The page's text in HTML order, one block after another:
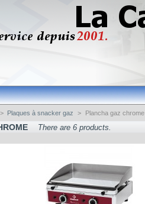
> Plaques à snacker gaz > Plancha gaz chrome
There are 6 products.